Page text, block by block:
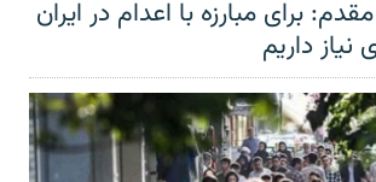
برای مبارزه با اعدام در ایران
داریم